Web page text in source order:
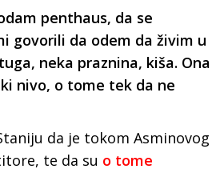
penthaus, da se
govorili da odem da živim u
neka praznina, kiša. Ona
nivo, o tome tek da ne
da je tokom Asminovog
te da su o tome